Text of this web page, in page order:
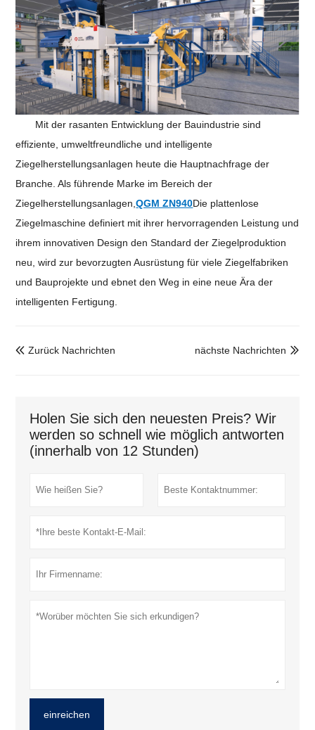
Mit der rasanten Entwicklung der Bauindustrie sind
effiziente, umweltfreundliche und intelligente
Ziegelherstellungsanlagen heute die Hauptnachfrage der
Branche. Als führende Marke im Bereich der
Ziegelherstellungsanlagen,QGM ZN940Die plattenlose
Ziegelmaschine definiert mit ihrer hervorragenden Leistung und
ihrem innovativen Design den Standard der Ziegelproduktion
neu, wird zur bevorzugten Ausrüstung für viele Ziegelfabriken
und Bauprojekte und ebnet den Weg in eine neue Ära der
intelligenten Fertigung.
 Zurück Nachrichten 
nächste Nachrichten
Holen Sie sich den neuesten Preis? Wir
werden so schnell wie möglich antworten
(innerhalb von 12 Stunden)
einreichen